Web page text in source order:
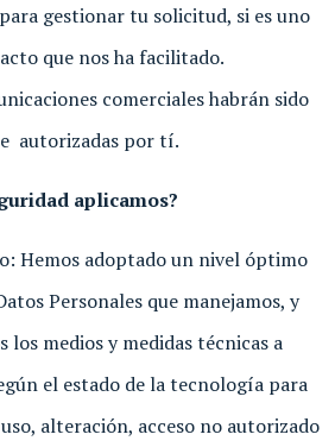
gestionar tu solicitud, si es uno
que nos ha facilitado.
comerciales habrán sido
autorizadas por tí.
aplicamos?
Hemos adoptado un nivel óptimo
Personales que manejamos, y
los medios y medidas técnicas a
el estado de la tecnología para
alteración, acceso no autorizado